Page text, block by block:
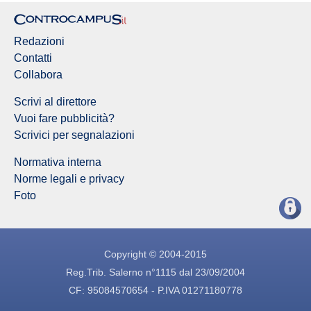
Redazioni
Contatti
Collabora
Scrivi al direttore
Vuoi fare pubblicità?
Scrivici per segnalazioni
Normativa interna
Norme legali e privacy
Foto
Copyright © 2004-2015
Reg.Trib. Salerno n°1115 dal 23/09/2004
CF: 95084570654 - P.IVA 01271180778